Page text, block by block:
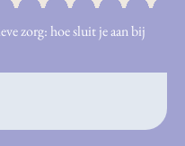
zorg: hoe sluit je aan bij